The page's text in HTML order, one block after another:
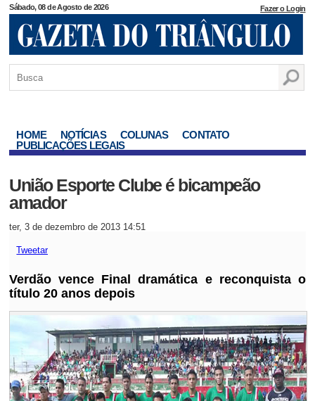
Sábado, 08 de Agosto de 2026 Fazer o Login
HOME NOTÍCIAS COLUNAS
CONTATO
PUBLICAÇÕES LEGAIS
União Esporte Clube é bicampeão
amador
ter, 3 de dezembro de 2013 14:51
Tweetar
Verdão vence Final dramática e reconquista o
título 20 anos depois